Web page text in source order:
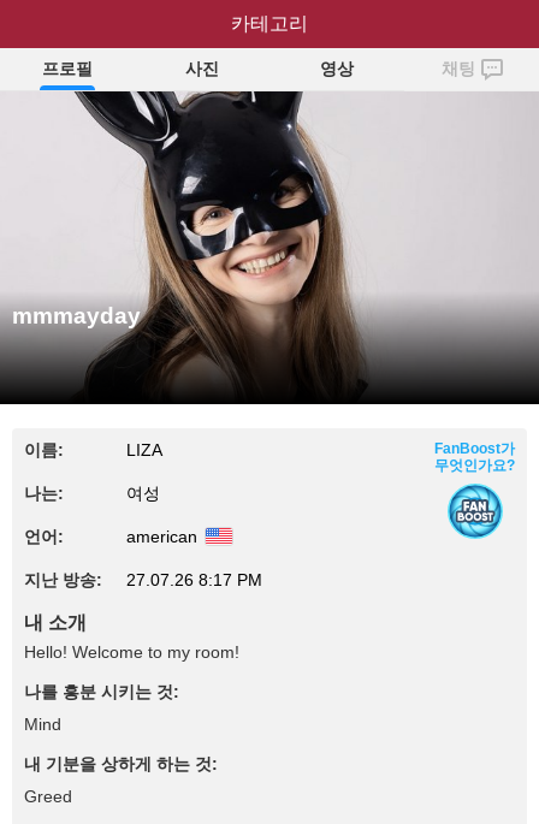
mmmayday
프로필 사진 영상 채팅
mmmayday
이름: LIZA
나는: 여성
언어: american
지난 방송: 27.07.26 8:17 PM
FanBoost가
무엇인가요?
내 소개
Hello! Welcome to my room!
나를 흥분 시키는 것:
Mind
내 기분을 상하게 하는 것:
Greed
카테고리